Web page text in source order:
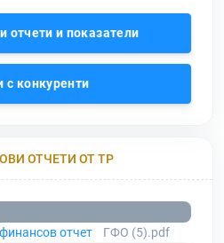
отчети и показатели
с конкуренти
ОТЧЕТИ ОТ ТР
отчет
ГФО (5).pdf